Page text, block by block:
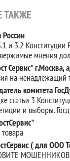
ТАКЖЕ
России
и 3.2
мнения
Сервис"
на ненадлежащий
комитета
статьи 3
и выборы.
( для ООО
МОШЕННИКОВ!